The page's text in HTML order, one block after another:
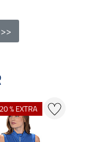
% EXTRA